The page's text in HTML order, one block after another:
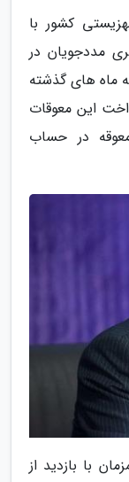
کشور با
درصدی مستمری مددجویان در
ماه های گذشته
این معوقات
این معوقه در حساب
با بازدید از